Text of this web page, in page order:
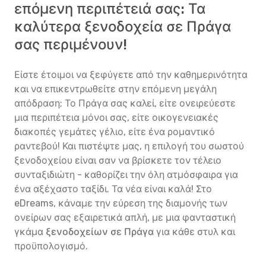
επόμενη περιπέτειά σας: Τα
καλύτερα ξενοδοχεία σε Πράγα
σας περιμένουν!
Είστε έτοιμοι να ξεφύγετε από την καθημερινότητα
και να επικεντρωθείτε στην επόμενη μεγάλη
απόδραση; Το Πράγα σας καλεί, είτε ονειρεύεστε
μια περιπέτεια μόνοι σας, είτε οικογενειακές
διακοπές γεμάτες γέλιο, είτε ένα ρομαντικό
ραντεβού! Και πιστέψτε μας, η επιλογή του σωστού
ξενοδοχείου είναι σαν να βρίσκετε τον τέλειο
συνταξιδιώτη - καθορίζει την όλη ατμόσφαιρα για
ένα αξέχαστο ταξίδι. Τα νέα είναι καλά! Στο
eDreams, κάναμε την εύρεση της διαμονής των
ονείρων σας εξαιρετικά απλή, με μια φανταστική
γκάμα ξενοδοχείων σε Πράγα για κάθε στυλ και
προϋπολογισμό.